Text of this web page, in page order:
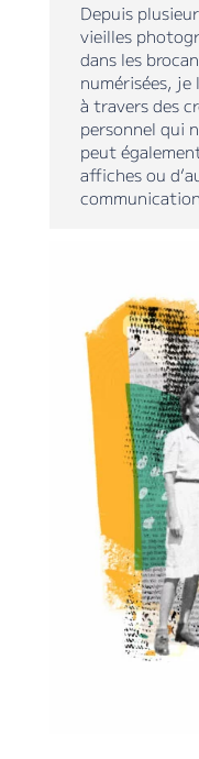
Depuis
vieilles
dans les
numérisées, je
à travers des
personnel qui
peut
affiches ou
communication